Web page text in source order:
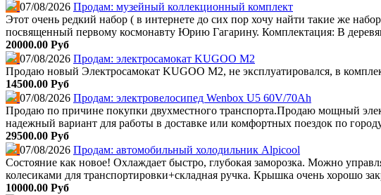
07/08/2026 Продам: музейный коллекционный комплект
Этот очень редкий набор ( в интернете до сих пор хочу найти такие же
посвященный первому космонавту Юрию Гагарину. Комплектация: В
20000.00 Руб
07/08/2026 Продам: электросамокат KUGOO M2
Продаю новый Электросамокат KUGOO M2, не эксплуатировался, в
14500.00 Руб
07/08/2026 Продам: электровелосипед Wenbox U5 60V/70Ah
Продаю по причине покупки двухместного транспорта.Продаю мощный
надежный вариант для работы в доставке или комфортных поездок по
29500.00 Руб
07/08/2026 Продам: автомобильный холодильник Alpicool
Состояние как новое! Охлаждает быстро, глубокая заморозка. Можно
колесиками для транспортировки+складная ручка. Крышка очень хорошо
10000.00 Руб